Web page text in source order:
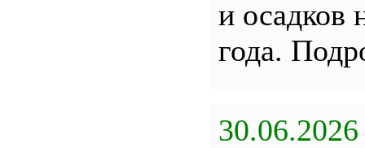
и осадков
года.
30.06.2026